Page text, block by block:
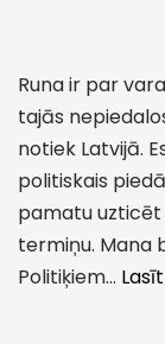
Runa ir par
tajās
notiek Latvijā.
politiskais
pamatu uzticēt
termiņu. Mana
Politiķiem…